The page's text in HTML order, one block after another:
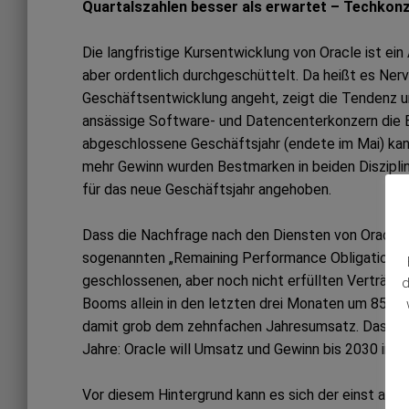
Quartalszahlen besser als erwartet –
Die langfristige Kursentwicklung von Oracle ist
aber ordentlich durchgeschüttelt. Da heißt es
Geschäftsentwicklung angeht, zeigt die Tendenz
ansässige Software- und Datencenterkonzern die
abgeschlossene Geschäftsjahr (endete im Mai)
mehr Gewinn wurden Bestmarken in beiden
für das neue Geschäftsjahr angehoben.
Dass die Nachfrage nach den Diensten von
sogenannten „Remaining Performance
geschlossenen, aber noch nicht erfüllten
Booms allein in den letzten drei Monaten um 85
damit grob dem zehnfachen Jahresumsatz. Das
Jahre: Oracle will Umsatz und Gewinn bis 2030
Vor diesem Hintergrund kann es sich der einst als